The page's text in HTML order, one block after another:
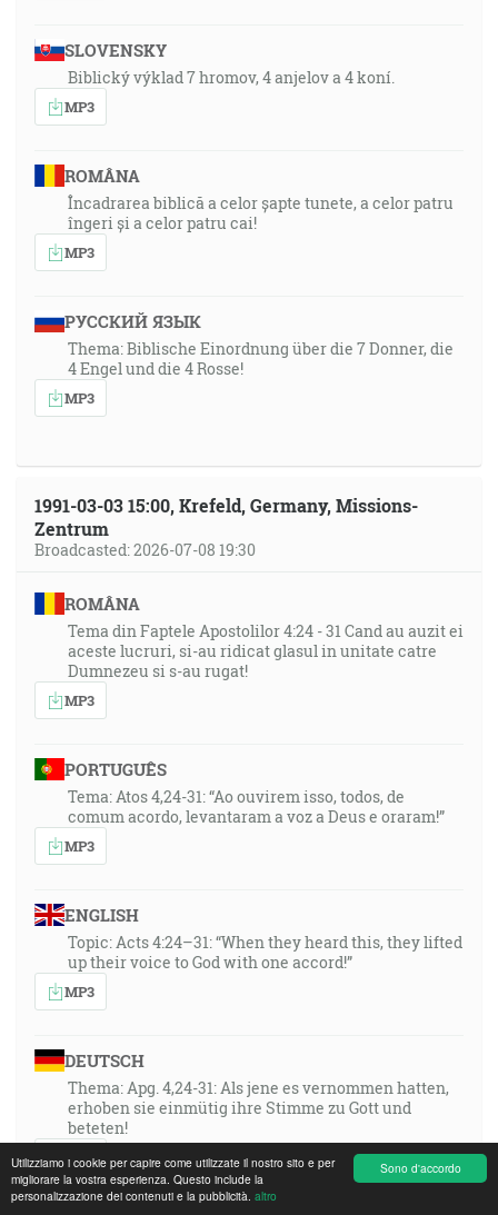
Sono d'accordo
Utilizziamo i cookie per capire come utilizzate il nostro sito e per
migliorare la vostra esperienza. Questo include la
personalizzazione dei contenuti e la pubblicità. altro
SLOVENSKY
Biblický výklad 7 hromov, 4 anjelov a 4 koní.
MP3
ROMÂNA
Încadrarea biblică a celor șapte tunete, a celor patru
îngeri și a celor patru cai!
MP3
РУССКИЙ ЯЗЫК
Thema: Biblische Einordnung über die 7 Donner, die
4 Engel und die 4 Rosse!
MP3
1991-03-03 15:00, Krefeld, Germany, Missions-
Zentrum
Broadcasted: 2026-07-08 19:30
ROMÂNA
Tema din Faptele Apostolilor 4:24 - 31 Cand au auzit ei
aceste lucruri, si-au ridicat glasul in unitate catre
Dumnezeu si s-au rugat!
MP3
PORTUGUÊS
Tema: Atos 4,24-31: “Ao ouvirem isso, todos, de
comum acordo, levantaram a voz a Deus e oraram!”
MP3
ENGLISH
Topic: Acts 4:24–31: “When they heard this, they lifted
up their voice to God with one accord!”
MP3
DEUTSCH
Thema: Apg. 4,24-31: Als jene es vernommen hatten,
erhoben sie einmütig ihre Stimme zu Gott und
beteten!
MP3